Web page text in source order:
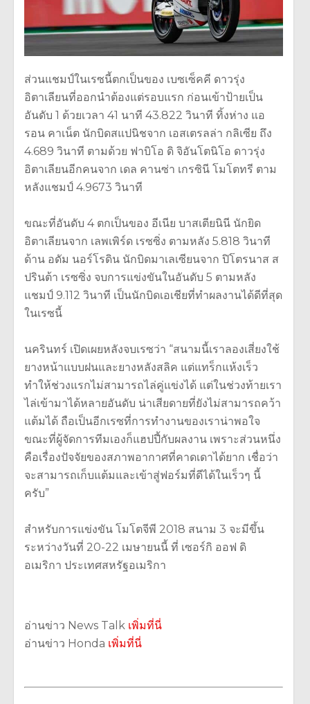
ส่วนแชมป์ในเรซนี้ตกเป็นของ เบซเซ็คคี ดาวรุ่ง
อิตาเลียนที่ออกนำต้องแต่รอบแรก ก่อนเข้าป้ายเป็น
อันดับ 1 ด้วยเวลา 41 นาที 43.822 วินาที ทิ้งห่าง แอ
รอน คาเน็ต นักบิดสแปนิชจาก เอสเตรลล่า กลิเซีย ถึง
4.689 วินาที ตามด้วย ฟาบิโอ ดิ จิอันโตนิโอ ดาวรุ่ง
อิตาเลียนอีกคนจาก เดล คานซ่า เกรซินี โมโตทรี ตาม
หลังแชมป์ 4.9673 วินาที
ขณะที่อันดับ 4 ตกเป็นของ อีเนีย บาสเตียนินี นักยิด
อิตาเลียนจาก เลพเพิร์ด เรซซิ่ง ตามหลัง 5.818 วินาที
ด้าน อดัม นอร์โรดิน นักบิดมาเลเซียนจาก ปิโตรนาส ส
ปรินต้า เรซซิ่ง จบการแข่งขันในอันดับ 5 ตามหลัง
แชมป์ 9.112 วินาที เป็นนักบิดเอเชียที่ทำผลงานได้ดีที่สุด
ในเรซนี้
นครินทร์ เปิดเผยหลังจบเรซว่า “สนามนี้เราลองเสี่ยงใช้
ยางหน้าแบบฝนและยางหลังสลิค แต่แทร็กแห้งเร็ว
ทำให้ช่วงแรกไม่สามารถไล่คู่แข่งได้ แต่ในช่วงท้ายเรา
ไล่เข้ามาได้หลายอันดับ น่าเสียดายที่ยังไม่สามารถคว้า
แต้มได้ ถือเป็นอีกเรซที่การทำงานของเราน่าพอใจ
ขณะที่ผู้จัดการทีมเองก็แฮปปี้กับผลงาน เพราะส่วนหนึ่ง
คือเรื่องปัจจัยของสภาพอากาศที่คาดเดาได้ยาก เชื่อว่า
จะสามารถเก็บแต้มและเข้าสู่ฟอร์มที่ดีได้ในเร็วๆ นี้
ครับ”
สำหรับการแข่งขัน โมโตจีพี 2018 สนาม 3 จะมีขึ้น
ระหว่างวันที่ 20-22 เมษายนนี้ ที่ เซอร์กิ ออฟ ดิ
อเมริกา ประเทศสหรัฐอเมริกา
อ่านข่าว News Talk เพิ่มที่นี่
อ่านข่าว Honda เพิ่มที่นี่